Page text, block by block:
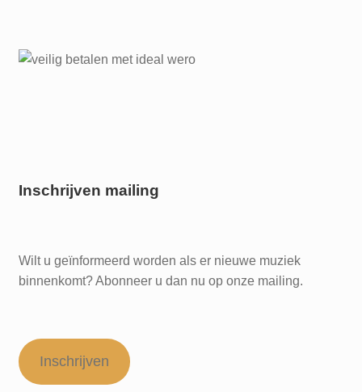
Inschrijven mailing
Wilt u geïnformeerd worden als er nieuwe muziek
binnenkomt? Abonneer u dan nu op onze mailing.
Inschrijven